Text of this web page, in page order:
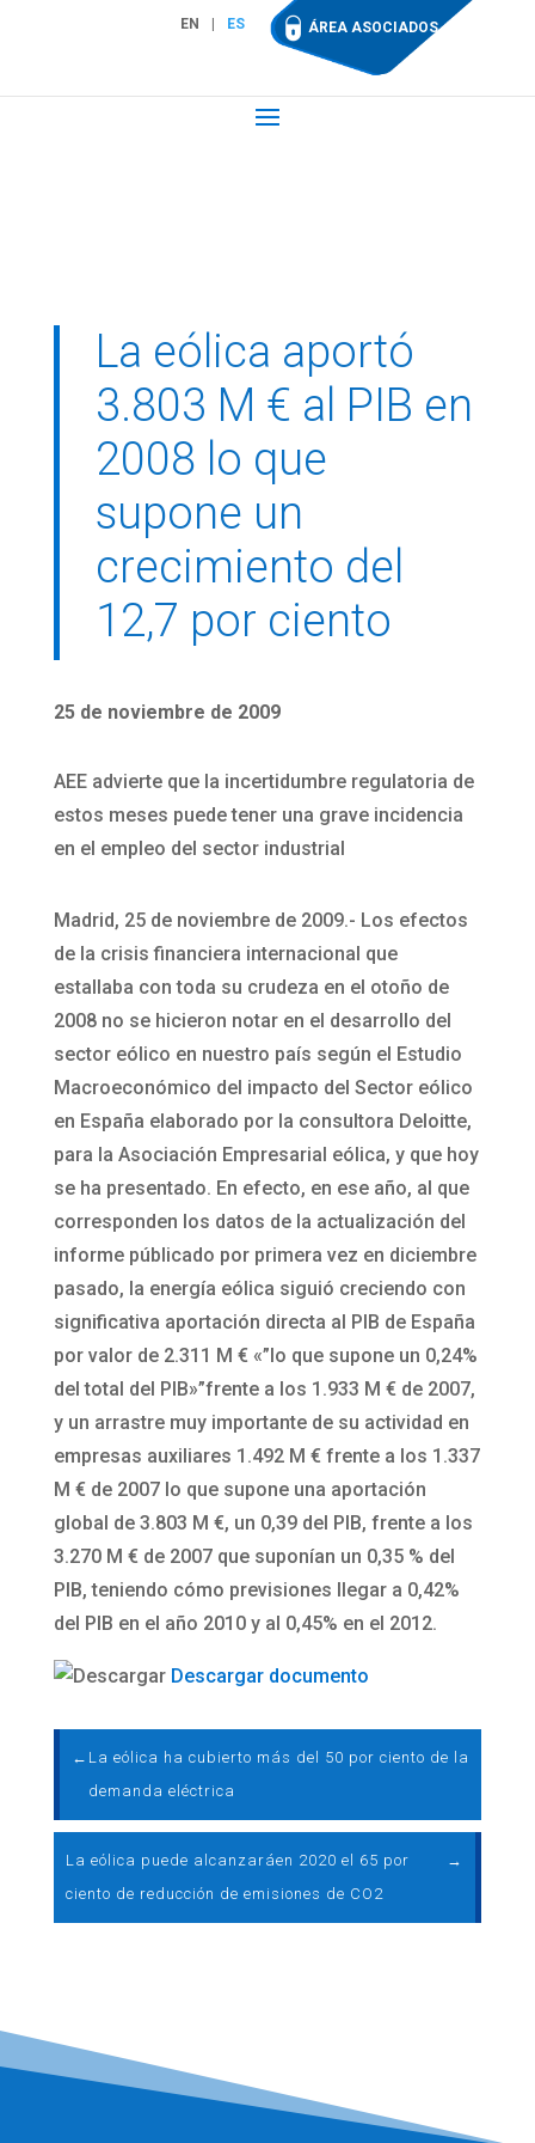
EN ES ÁREA ASOCIADOS
La eólica aportó
3.803 M € al PIB en
2008 lo que
supone un
crecimiento del
12,7 por ciento
25 de noviembre de 2009
AEE advierte que la incertidumbre regulatoria de
estos meses puede tener una grave incidencia
en el empleo del sector industrial
Madrid, 25 de noviembre de 2009.- Los efectos
de la crisis financiera internacional que
estallaba con toda su crudeza en el otoño de
2008 no se hicieron notar en el desarrollo del
sector eólico en nuestro país según el Estudio
Macroeconómico del impacto del Sector eólico
en España elaborado por la consultora Deloitte,
para la Asociación Empresarial eólica, y que hoy
se ha presentado. En efecto, en ese año, al que
corresponden los datos de la actualización del
informe públicado por primera vez en diciembre
pasado, la energía eólica siguió creciendo con
significativa aportación directa al PIB de España
por valor de 2.311 M € «”lo que supone un 0,24%
del total del PIB»”frente a los 1.933 M € de 2007,
y un arrastre muy importante de su actividad en
empresas auxiliares 1.492 M € frente a los 1.337
M € de 2007 lo que supone una aportación
global de 3.803 M €, un 0,39 del PIB, frente a los
3.270 M € de 2007 que suponían un 0,35 % del
PIB, teniendo cómo previsiones llegar a 0,42%
del PIB en el año 2010 y al 0,45% en el 2012.
Descargar documento
← La eólica ha cubierto más del 50 por ciento de la
demanda eléctrica
La eólica puede alcanzaráen 2020 el 65 por
ciento de reducción de emisiones de CO2
→